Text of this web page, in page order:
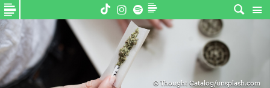
© Thought Catalog/unsplash.com